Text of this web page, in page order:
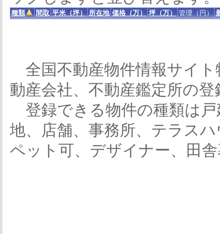
種類 間取 平米（坪） 所在地 価格（万） 坪（万） 管理（円）
全国不動産物件情報サイト
動産会社、不動産鑑定所の
登録できる物件の種類は
地、店舗、事務所、テラス
ペット可、デザイナー、田